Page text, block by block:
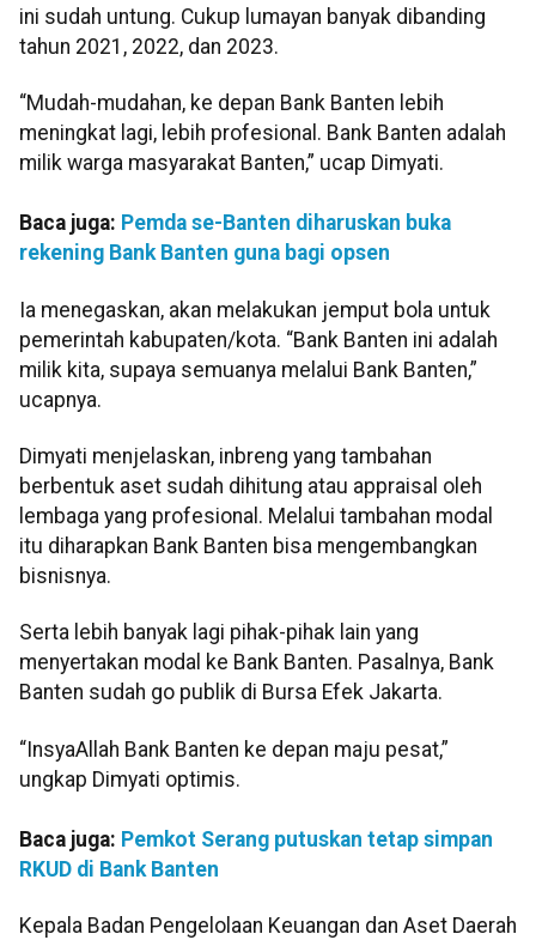
ini sudah untung. Cukup lumayan banyak dibanding
tahun 2021, 2022, dan 2023.
“Mudah-mudahan, ke depan Bank Banten lebih
meningkat lagi, lebih profesional. Bank Banten adalah
milik warga masyarakat Banten,” ucap Dimyati.
Baca juga: Pemda se-Banten diharuskan buka
rekening Bank Banten guna bagi opsen
Ia menegaskan, akan melakukan jemput bola untuk
pemerintah kabupaten/kota. “Bank Banten ini adalah
milik kita, supaya semuanya melalui Bank Banten,”
ucapnya.
Dimyati menjelaskan, inbreng yang tambahan
berbentuk aset sudah dihitung atau appraisal oleh
lembaga yang profesional. Melalui tambahan modal
itu diharapkan Bank Banten bisa mengembangkan
bisnisnya.
Serta lebih banyak lagi pihak-pihak lain yang
menyertakan modal ke Bank Banten. Pasalnya, Bank
Banten sudah go publik di Bursa Efek Jakarta.
“InsyaAllah Bank Banten ke depan maju pesat,”
ungkap Dimyati optimis.
Baca juga: Pemkot Serang putuskan tetap simpan
RKUD di Bank Banten
Kepala Badan Pengelolaan Keuangan dan Aset Daerah